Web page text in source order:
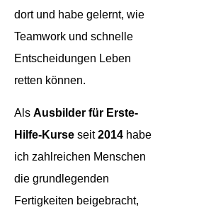
dort und habe gelernt, wie
Teamwork und schnelle
Entscheidungen Leben
retten können.
Als Ausbilder für Erste-
Hilfe-Kurse seit2014 habe
ich zahlreichen Menschen
die grundlegenden
Fertigkeiten beigebracht,